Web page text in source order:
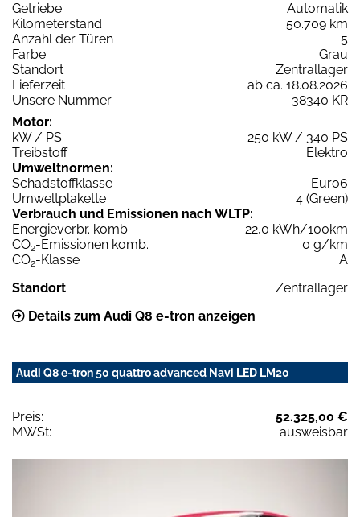
Getriebe
Automatik
Kilometerstand
50.709 km
Anzahl der Türen
5
Farbe
Grau
Standort
Zentrallager
Lieferzeit
ab ca. 18.08.2026
Unsere Nummer
38340 KR
Motor:
kW / PS
250 kW / 340 PS
Treibstoff
Elektro
Umweltnormen:
Schadstoffklasse
Euro6
Umweltplakette
4 (Green)
Verbrauch und Emissionen nach WLTP:
Energieverbr. komb.
22,0 kWh/100km
CO2-Emissionen komb.
0 g/km
CO2-Klasse
A
Standort
Zentrallager
Details zum Audi Q8 e-tron anzeigen
Audi Q8 e-tron 50 quattro advanced Navi LED LM20
Preis:
52.325,00 €
MWSt:
ausweisbar